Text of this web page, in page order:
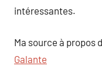
intéressantes.
Ma source à propos
Galante